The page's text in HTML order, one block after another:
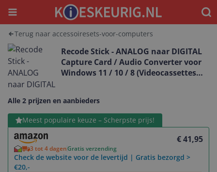
Menu
Terug naar accessoiresets-voor-computers
Recode Stick - ANALOG naar DIGITAL
Capture Card / Audio Converter voor
Windows 11 / 10 / 8 (Videocassettes
Alle 2 prijzen en aanbieders
Meest populaire keuze – Scherpste prijs!
€ 41,95
3 tot 4 dagenGratis verzending
Check de website voor de levertijd | Gratis bezorgd >
€20,-
Bekijk product